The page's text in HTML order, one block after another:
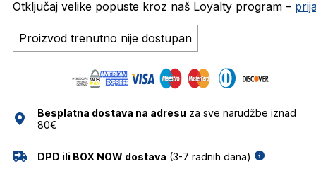
Otključaj velike popuste kroz naš Loyalty program –
Proizvod trenutno nije dostupan
Besplatna dostava na adresu za sve narudžbe iznad
80€
DPD ili BOX NOW dostava (3-7 radnih dana)